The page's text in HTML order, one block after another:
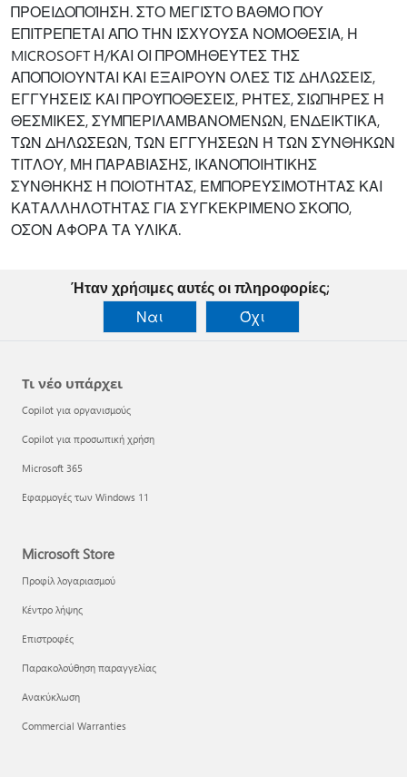
ΠΡΟΕΙΔΟΠΟΊΗΣΗ. ΣΤΟ ΜΕΓΙΣΤΟ ΒΑΘΜΟ ΠΟΥ
ΕΠΙΤΡΕΠΕΤΑΙ ΑΠΟ ΤΗΝ ΙΣΧΥΟΥΣΑ ΝΟΜΟΘΕΣΙΑ, Η
MICROSOFT Ή/ΚΑΙ ΟΙ ΠΡΟΜΗΘΕΥΤΕΣ ΤΗΣ
ΑΠΟΠΟΙΟΥΝΤΑΙ ΚΑΙ ΕΞΑΙΡΟΥΝ ΟΛΕΣ ΤΙΣ ΔΗΛΩΣΕΙΣ,
ΕΓΓΥΗΣΕΙΣ ΚΑΙ ΠΡΟΫΠΟΘΕΣΕΙΣ, ΡΗΤΕΣ, ΣΙΩΠΗΡΕΣ Ή
ΘΕΣΜΙΚΕΣ, ΣΥΜΠΕΡΙΛΑΜΒΑΝΟΜΕΝΩΝ, ΕΝΔΕΙΚΤΙΚΑ,
ΤΩΝ ΔΗΛΩΣΕΩΝ, ΤΩΝ ΕΓΓΥΗΣΕΩΝ Ή ΤΩΝ ΣΥΝΘΗΚΩΝ
ΤΙΤΛΟΥ, ΜΗ ΠΑΡΑΒΙΑΣΗΣ, ΙΚΑΝΟΠΟΙΗΤΙΚΗΣ
ΣΥΝΘΗΚΗΣ Ή ΠΟΙΟΤΗΤΑΣ, ΕΜΠΟΡΕΥΣΙΜΟΤΗΤΑΣ ΚΑΙ
ΚΑΤΑΛΛΗΛΟΤΗΤΑΣ ΓΙΑ ΣΥΓΚΕΚΡΙΜΕΝΟ ΣΚΟΠΟ,
ΟΣΟΝ ΑΦΟΡΑ ΤΑ ΥΛΙΚΆ.
Ήταν χρήσιμες αυτές οι πληροφορίες;
Ναι
Όχι
Τι νέο υπάρχει
Copilot για οργανισμούς
Copilot για προσωπική χρήση
Microsoft 365
Εφαρμογές των Windows 11
Microsoft Store
Προφίλ λογαριασμού
Κέντρο λήψης
Επιστροφές
Παρακολούθηση παραγγελίας
Ανακύκλωση
Commercial Warranties